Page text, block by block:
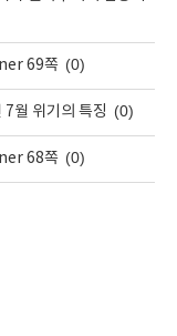
69쪽 (0)
월 위기의 특징 (0)
68쪽 (0)